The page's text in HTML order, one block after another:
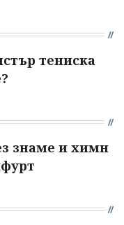
тениска
знаме и химн